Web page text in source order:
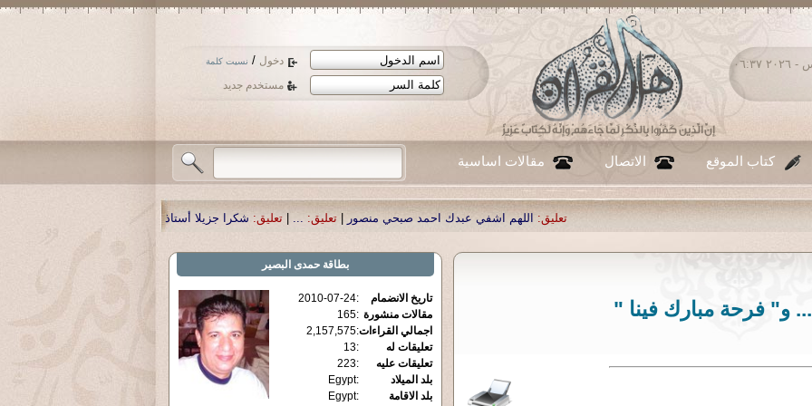
دخول / نسيت كلمة
مستخدم جديد
الخميس ٠٦ - أغسطس - ٢٠٢٦ ٠٦:٣٧
كتاب الموقع الاتصال مقالات اساسية
اللهم اشفي عبدك احمد صبحي منصور|تعليق: ...
|تعليق: شكرا جزيلا أستاذ حمد الحمد .أكرمكم الله .
و" فرحة مبارك فينا "
بطاقة حمدى البصير
تاريخ الانضمام :
2010-07-24
مقالات منشورة :
165
اجمالي القراءات:
2,157,575
تعليقات له
:
13
تعليقات عليه
:
223
بلد الميلاد
:
Egypt
بلد الاقامة
:
Egypt